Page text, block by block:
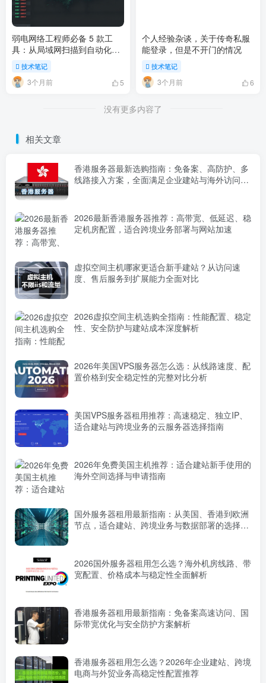
弱电网络工程师必备 5 款工
具：从局域网扫描到自动化运
技术笔记
3个月前 5
个人经验杂谈，关于传奇私服
能登录，但是不开门的情况
技术笔记
3个月前 6
没有更多内容了
相关文章
香港服务器最新选购指南：免备案、高防护、多
线路接入方案，全面满足企业建站与海外访问需
2026最新香港服务器推荐：高带宽、低延迟、稳
定机房配置，适合跨境业务部署与网站加速
虚拟空间主机哪家更适合新手建站？从访问速
度、售后服务到扩展能力全面对比
2026虚拟空间主机选购全指南：性能配置、稳定
性、安全防护与建站成本深度解析
2026年美国VPS服务器怎么选：从线路速度、配
置价格到安全稳定性的完整对比分析
美国VPS服务器租用推荐：高速稳定、独立IP、
适合建站与跨境业务的云服务器选择指南
2026年免费美国主机推荐：适合建站新手使用的
海外空间选择与申请指南
国外服务器租用最新指南：从美国、香港到欧洲
节点，适合建站、跨境业务与数据部署的选择方
2026国外服务器租用怎么选？海外机房线路、带
宽配置、价格成本与稳定性全面解析
香港服务器租用最新指南：免备案高速访问、国
际带宽优化与安全防护方案解析
香港服务器租用怎么选？2026年企业建站、跨境
电商与外贸业务高稳定性配置推荐